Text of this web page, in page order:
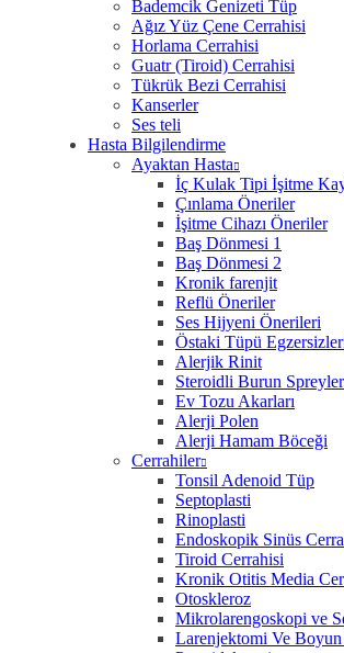
Bademcik Genizeti Tüp
Ağız Yüz Çene Cerrahisi
Horlama Cerrahisi
Guatr (Tiroid) Cerrahisi
Tükrük Bezi Cerrahisi
Kanserler
Ses teli
Hasta Bilgilendirme
Ayaktan Hasta
İç Kulak Tipi İşitme
Çınlama Öneriler
İşitme Cihazı Öneriler
Baş Dönmesi 1
Baş Dönmesi 2
Kronik farenjit
Reflü Öneriler
Ses Hijyeni Önerileri
Östaki Tüpü
Alerjik Rinit
Steroidli Burun
Ev Tozu Akarları
Alerji Polen
Alerji Hamam Böceği
Cerrahiler
Tonsil Adenoid Tüp
Septoplasti
Rinoplasti
Endoskopik Sinüs
Tiroid Cerrahisi
Kronik Otitis Media
Otoskleroz
Mikrolarengoskopi ve
Larenjektomi Ve